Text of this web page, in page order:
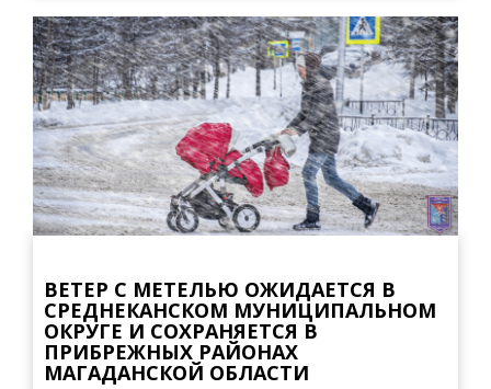
ВЕТЕР С МЕТЕЛЬЮ ОЖИДАЕТСЯ В
СРЕДНЕКАНСКОМ МУНИЦИПАЛЬНОМ
ОКРУГЕ И СОХРАНЯЕТСЯ В
ПРИБРЕЖНЫХ РАЙОНАХ
МАГАДАНСКОЙ ОБЛАСТИ